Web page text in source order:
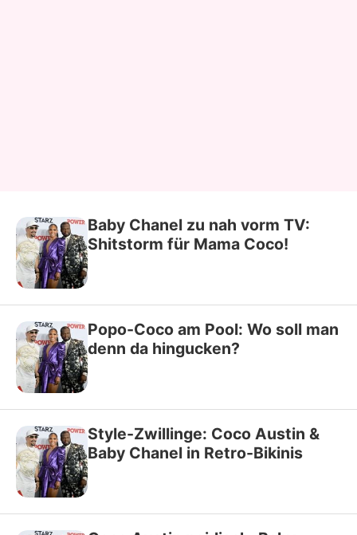
Baby Chanel zu nah vorm TV:
Shitstorm für Mama Coco!
Popo-Coco am Pool: Wo soll man
denn da hingucken?
Style-Zwillinge: Coco Austin &
Baby Chanel in Retro-Bikinis